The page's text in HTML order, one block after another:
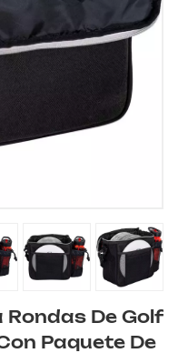
Rondas De Golf
Paquete De